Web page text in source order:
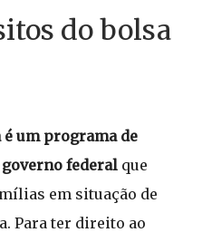
do bolsa
um programa de
federal que
em situação de
Para ter direito ao